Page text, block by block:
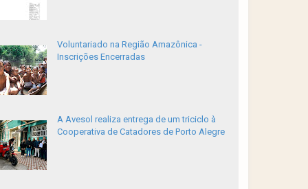
Voluntariado na Região Amazônica -
Inscrições Encerradas
A Avesol realiza entrega de um triciclo à
Cooperativa de Catadores de Porto Alegre